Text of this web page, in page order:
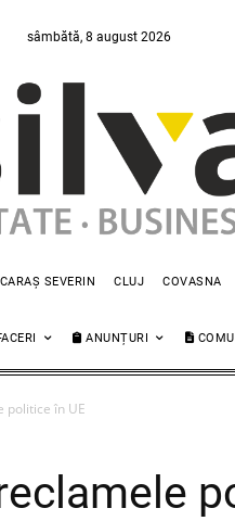
sâmbătă, 8 august 2026
CARAȘ SEVERIN CLUJ COVASNA
ANUNȚURI
politice în UE